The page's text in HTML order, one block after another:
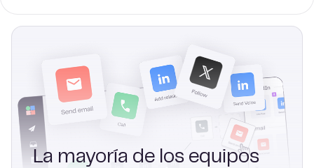
La mayoría de los equipos